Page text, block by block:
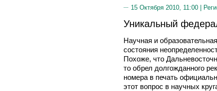
15 Октября 2010, 11:00 |
Уникальный
Научная и
состояния
Похоже, что
то обрел долгожданного
номера в печать
этот вопрос в научных